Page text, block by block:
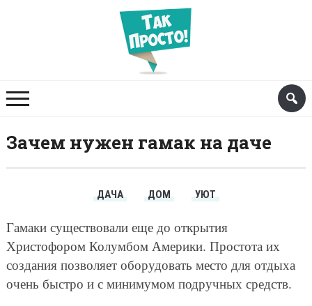
Зачем нужен гамак на даче
ДАЧА ДОМ УЮТ
Гамаки существовали еще до открытия
Христофором Колумбом Америки. Простота их
создания позволяет оборудовать место для отдыха
очень быстро и с минимумом подручных средств.